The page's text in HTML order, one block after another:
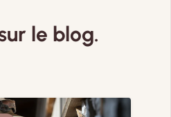
le blog.